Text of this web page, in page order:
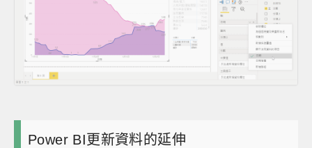
Power BI更新資料的延伸